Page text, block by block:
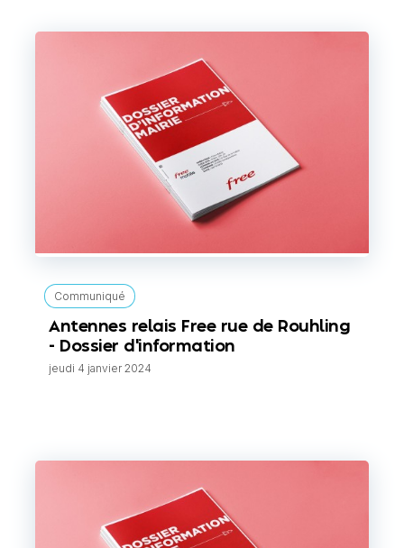
Communiqué
Antennes relais Free rue de Rouhling
- Dossier d'information
jeudi 4 janvier 2024